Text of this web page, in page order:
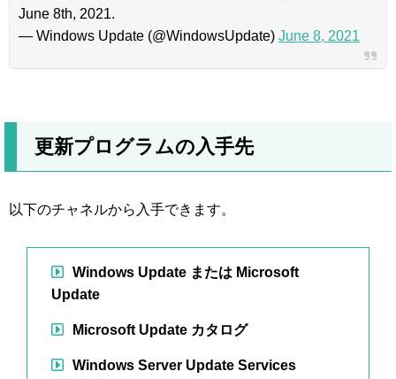
June 8th, 2021.
— Windows Update (@WindowsUpdate) June 8, 2021
更新プログラムの入手先
以下のチャネルから入手できます。
Windows Update または Microsoft
Update
Microsoft Update カタログ
Windows Server Update Services